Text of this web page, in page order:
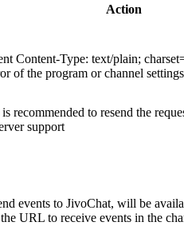
Action
Content-Type: text/plain;
of the program or channel
recommended to resend the
support
events to JivoChat, will be
URL to receive events in the